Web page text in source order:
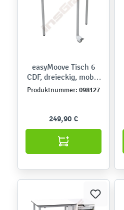
easyMoove Tisch 6
CDF, dreieckig, mobil,
Seite 70 cm, TH 76 cm
Produktnummer: 098127
249,90 €